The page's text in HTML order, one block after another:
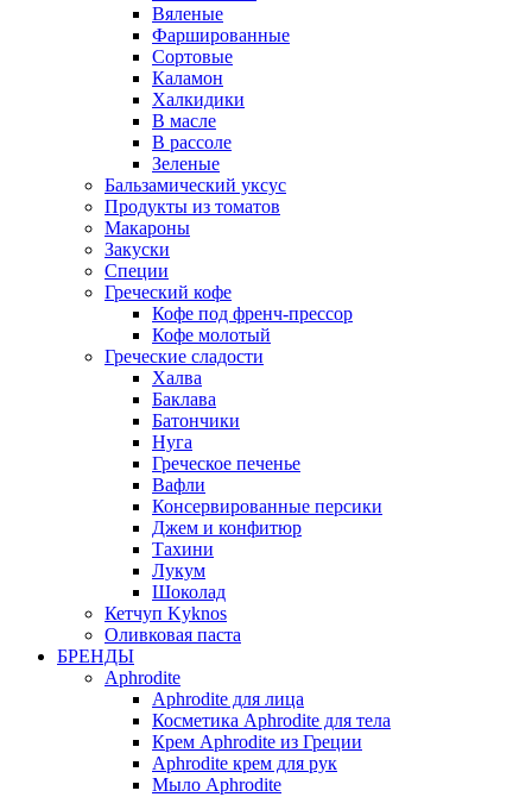
Вяленые
Фаршированные
Сортовые
Каламон
Халкидики
В масле
В рассоле
Зеленые
Бальзамический уксус
Продукты из томатов
Макароны
Закуски
Специи
Греческий кофе
Кофе под френч-прессор
Кофе молотый
Греческие сладости
Халва
Баклава
Батончики
Нуга
Греческое печенье
Вафли
Консервированные персики
Джем и конфитюр
Тахини
Лукум
Шоколад
Кетчуп Kyknos
Оливковая паста
БРЕНДЫ
Aphrodite
Aphrodite для лица
Косметика Aphrodite для тела
Крем Aphrodite из Греции
Aphrodite крем для рук
Мыло Aphrodite